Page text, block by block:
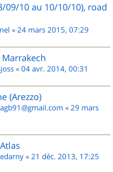
09/10 au 10/10/10), road
« 24 mars 2015, 07:29
« 04 avr. 2014, 00:31
(Arezzo)
« 29 mars
« 21 déc. 2013, 17:25